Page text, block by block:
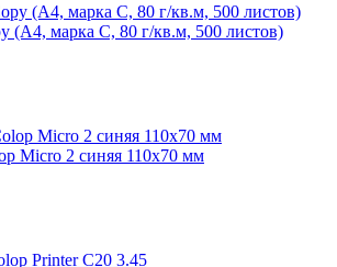
(A4, марка C, 80 г/кв.м, 500 листов)
Micro 2 синяя 110x70 мм